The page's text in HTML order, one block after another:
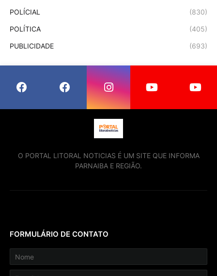
POLÍCIAL (830)
POLÍTICA (405)
PUBLICIDADE (693)
O PORTAL LITORAL NOTICIAS É UM SITE QUE INFORMA
PARNAIBA E REGIÃO.
FORMULÁRIO DE CONTATO